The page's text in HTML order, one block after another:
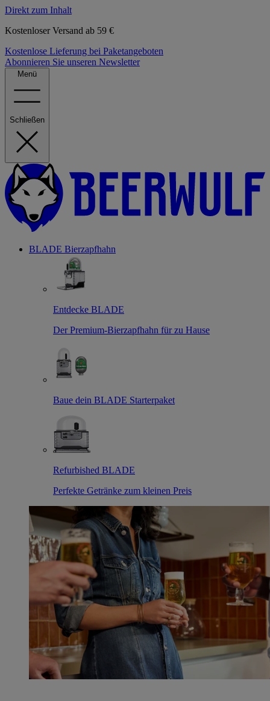
Direkt zum Inhalt
Kostenloser Versand ab 59 €
Kostenlose Lieferung bei Paketangeboten
Abonnieren Sie unseren Newsletter
Menü
Schließen
BLADE Bierzapfhahn
Entdecke BLADE
Der Premium-Bierzapfhahn für zu Hause
Baue dein BLADE Starterpaket
Refurbished BLADE
Perfekte Getränke zum kleinen Preis